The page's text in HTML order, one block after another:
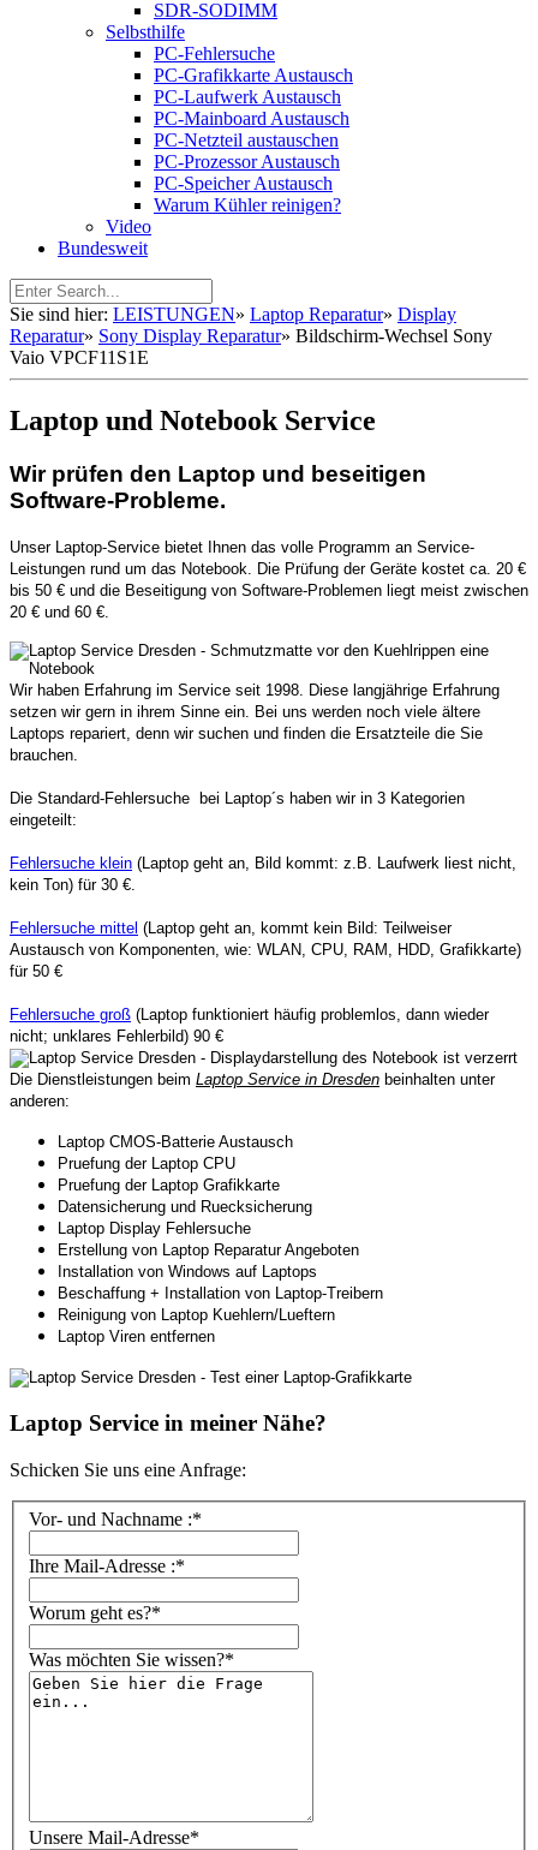
SDR-SODIMM
Selbsthilfe
PC-Fehlersuche
PC-Grafikkarte Austausch
PC-Laufwerk Austausch
PC-Mainboard Austausch
PC-Netzteil austauschen
PC-Prozessor Austausch
PC-Speicher Austausch
Warum Kühler reinigen?
Video
Bundesweit
Sie sind hier: LEISTUNGEN» Laptop Reparatur» Display
Reparatur» Sony Display Reparatur» Bildschirm-Wechsel Sony
Vaio VPCF11S1E
Laptop und Notebook Service
Wir prüfen den Laptop und beseitigen
Software-Probleme.
Unser Laptop-Service bietet Ihnen das volle Programm an Service-
Leistungen rund um das Notebook. Die Prüfung der Geräte kostet ca. 20 €
bis 50 € und die Beseitigung von Software-Problemen liegt meist zwischen
20 € und 60 €.
Wir haben Erfahrung im Service seit 1998. Diese langjährige Erfahrung
setzen wir gern in ihrem Sinne ein. Bei uns werden noch viele ältere
Laptops repariert, denn wir suchen und finden die Ersatzteile die Sie
brauchen.
Die Standard-Fehlersuche bei Laptop´s haben wir in 3 Kategorien
eingeteilt:
Fehlersuche klein (Laptop geht an, Bild kommt: z.B. Laufwerk liest nicht,
kein Ton) für 30 €.
Fehlersuche mittel (Laptop geht an, kommt kein Bild: Teilweiser
Austausch von Komponenten, wie: WLAN, CPU, RAM, HDD, Grafikkarte)
für 50 €
Fehlersuche groß (Laptop funktioniert häufig problemlos, dann wieder
nicht; unklares Fehlerbild) 90 €
Die Dienstleistungen beim Laptop Service in Dresden beinhalten unter
anderen:
Laptop CMOS-Batterie Austausch
Pruefung der Laptop CPU
Pruefung der Laptop Grafikkarte
Datensicherung und Ruecksicherung
Laptop Display Fehlersuche
Erstellung von Laptop Reparatur Angeboten
Installation von Windows auf Laptops
Beschaffung + Installation von Laptop-Treibern
Reinigung von Laptop Kuehlern/Lueftern
Laptop Viren entfernen
Laptop Service in meiner Nähe?
Schicken Sie uns eine Anfrage:
Vor- und Nachname :*
Ihre Mail-Adresse :*
Worum geht es?*
Was möchten Sie wissen?*
Unsere Mail-Adresse*